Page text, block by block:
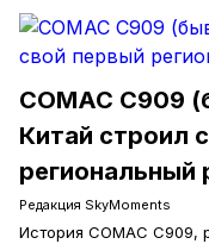
COMAC C909
Китай строил
региональный
Редакция SkyMoments
История COMAC C909,